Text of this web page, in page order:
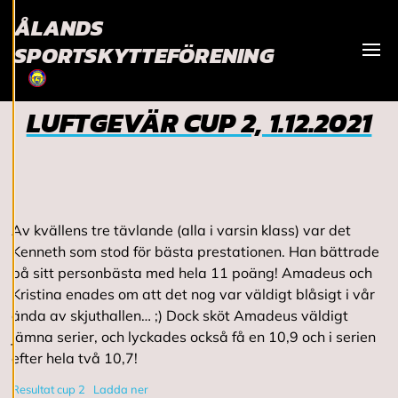
för att ge dig en
bättre
användarupplevelse
och personlig
service. Genom att
samtycka till
tillhandahålla
innehåll som är
intressant för dig.
Du har kontroll över
dina
cookiepreferenser
och kan ändra dem
när som helst. Läs
ÅLANDS
SPORTSKYTTEFÖRENING
LUFTGEVÄR CUP 2, 1.12.2021
Av kvällens tre tävlande (alla i varsin klass) var det
Kenneth som stod för bästa prestationen. Han bättrade
på sitt personbästa med hela 11 poäng! Amadeus och
Kristina enades om att det nog var väldigt blåsigt i vår
ända av skjuthallen… ;) Dock sköt Amadeus väldigt
jämna serier, och lyckades också få en 10,9 och i serien
efter hela två 10,7!
Resultat cup 2 Ladda ner